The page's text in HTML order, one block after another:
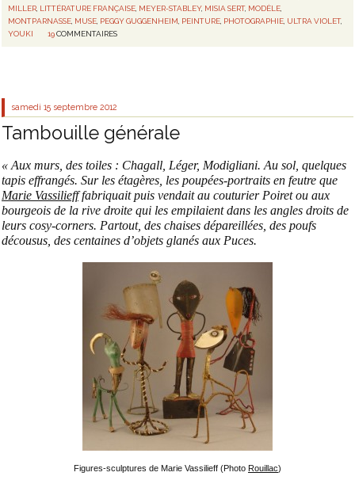
MILLER LITTÉRATURE FRANÇAISE MEYER-STABLEY, MISIA SERT, MODÈLE
MONTPARNASSE MUSE PEGGY GUGGENHEIM PEINTURE PHOTOGRAPHIE ULTRA VIOLET,
YOUKI
19 COMMENTAIRES
samedi 15 septembre 2012
Tambouille générale
« Aux murs, des toiles : Chagall, Léger, Modigliani. Au sol, quelques
tapis effrangés. Sur les étagères, les poupées-portraits en feutre que
Marie Vassiliefffabriquait puis vendait au couturier Poiret ou aux
bourgeois de la rive droite qui les empilaient dans les angles droits de
leurs cosy-corners. Partout, des chaises dépareillées, des poufs
décousus, des centaines d’objets glanés aux Puces.
Figures-sculptures de Marie Vassilieff (Photo Rouillac)